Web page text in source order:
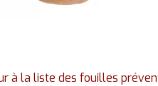
à la liste des fouilles